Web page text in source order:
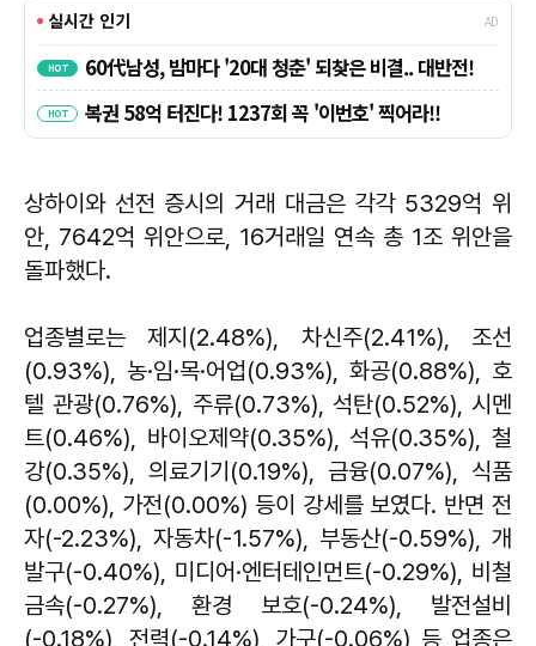
상하이와 선전 증시의 거래 대금은 각각 5329억 위
안, 7642억 위안으로, 16거래일 연속 총 1조 위안을
돌파했다.
업종별로는 제지(2.48%), 차신주(2.41%), 조선
(0.93%), 농·임·목·어업(0.93%), 화공(0.88%), 호
텔 관광(0.76%), 주류(0.73%), 석탄(0.52%), 시멘
트(0.46%), 바이오제약(0.35%), 석유(0.35%), 철
강(0.35%), 의료기기(0.19%), 금융(0.07%), 식품
(0.00%), 가전(0.00%) 등이 강세를 보였다. 반면 전
자(-2.23%), 자동차(-1.57%), 부동산(-0.59%), 개
발구(-0.40%), 미디어·엔터테인먼트(-0.29%), 비철
금속(-0.27%), 환경 보호(-0.24%), 발전설비
(-0.18%), 전력(-0.14%), 가구(-0.06%) 등 업종은